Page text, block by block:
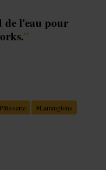
de l'eau pour
”
Pâtisserie #Lamingtons